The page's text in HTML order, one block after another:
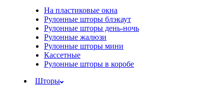
На пластиковые окна
Рулонные шторы блэкаут
Рулонные шторы день-ночь
Рулонные жалюзи
Рулонные шторы мини
Кассетные
Рулонные шторы в коробе
Шторы